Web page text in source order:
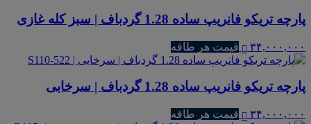
پارچه تریکو فانریپ ساده 1.28 گردباف | سبز کله غازی
۳۴,۰۰۰,۰۰۰ قیمت هر طاقه
پارچه تریکو فانریپ ساده 1.28 گردباف | سرخابی
۳۴,۰۰۰,۰۰۰ قیمت هر طاقه